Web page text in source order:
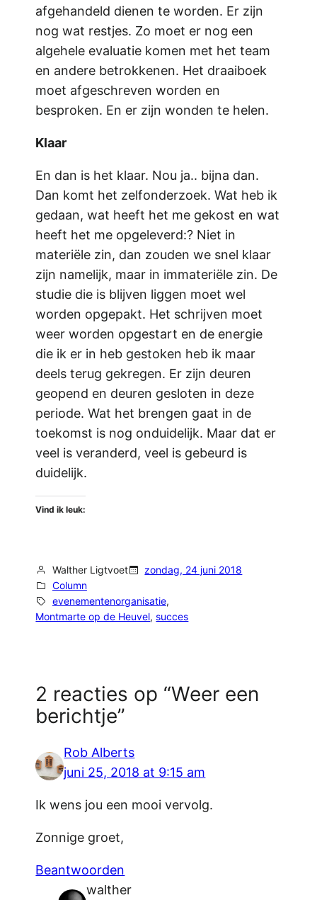
afgehandeld dienen te worden. Er zijn
nog wat restjes. Zo moet er nog een
algehele evaluatie komen met het team
en andere betrokkenen. Het draaiboek
moet afgeschreven worden en
besproken. En er zijn wonden te helen.
Klaar
En dan is het klaar. Nou ja.. bijna dan.
Dan komt het zelfonderzoek. Wat heb ik
gedaan, wat heeft het me gekost en wat
heeft het me opgeleverd:? Niet in
materiële zin, dan zouden we snel klaar
zijn namelijk, maar in immateriële zin. De
studie die is blijven liggen moet wel
worden opgepakt. Het schrijven moet
weer worden opgestart en de energie
die ik er in heb gestoken heb ik maar
deels terug gekregen. Er zijn deuren
geopend en deuren gesloten in deze
periode. Wat het brengen gaat in de
toekomst is nog onduidelijk. Maar dat er
veel is veranderd, veel is gebeurd is
duidelijk.
Vind ik leuk:
Walther Ligtvoet
zondag, 24 juni 2018
Column
evenementenorganisatie,
Montmarte op de Heuvel, succes
2 reacties op “Weer een
berichtje”
Rob Alberts
juni 25, 2018 at 9:15 am
Ik wens jou een mooi vervolg.
Zonnige groet,
Beantwoorden
walther